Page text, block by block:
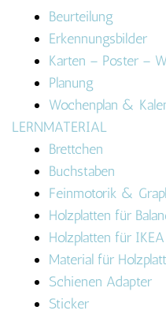
Beurteilung
Erkennungsbilder
Karten – Poster –
Planung
Wochenplan &
LERNMATERIAL
Brettchen
Buchstaben
Feinmotorik &
Holzplatten für
Holzplatten für
Material für
Schienen Adapter
Sticker